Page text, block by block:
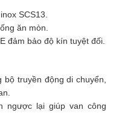
SCS13.
ăn mòn.
đảm bảo độ kín tuyệt đối.
truyền động di chuyển,
ngược lại giúp van công